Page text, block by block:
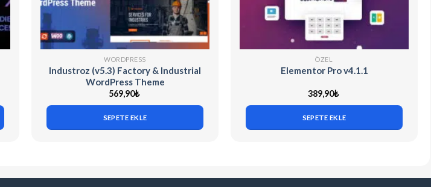
WORDPRESS
Industroz (v5.3) Factory & Industrial
WordPress Theme
569,90₺
SEPETE EKLE
ÖZEL
Elementor Pro v4.1.1
389,90₺
SEPETE EKLE